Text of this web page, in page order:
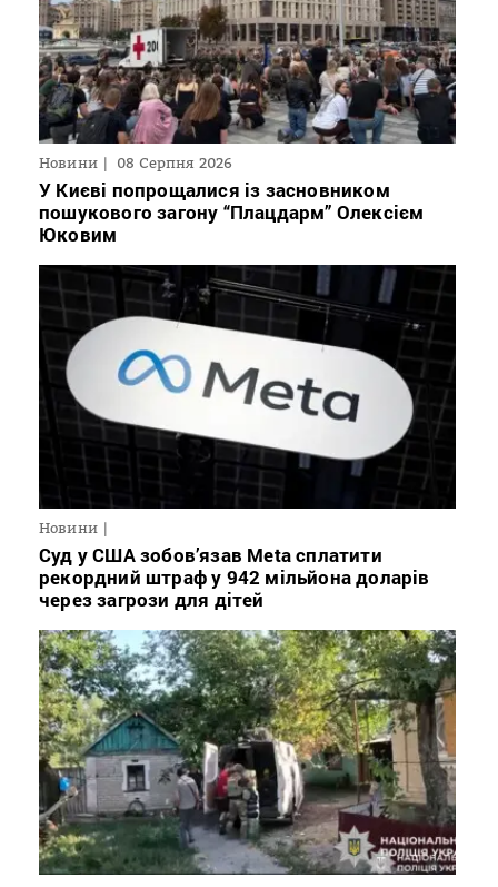
Новини 08 Серпня 2026
У Києві попрощалися із засновником
пошукового загону “Плацдарм” Олексієм
Юковим
Новини
Суд у США зобов’язав Meta сплатити
рекордний штраф у 942 мільйона доларів
через загрози для дітей